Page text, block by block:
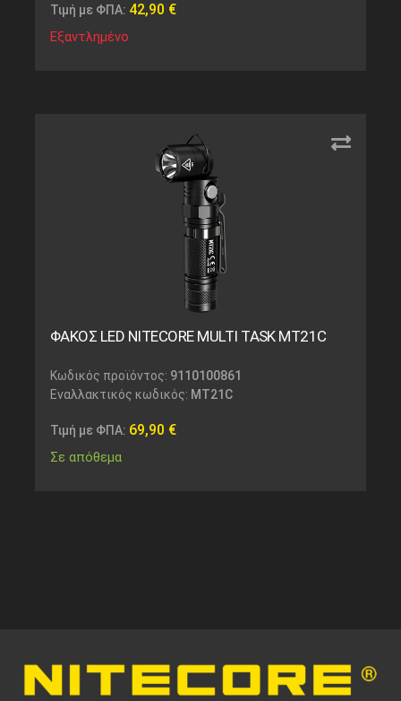
Τιμή με ΦΠΑ: 42,90 €
Εξαντλημένο
ΦΑΚΟΣ LED NITECORE MULTI TASK MT21C
Κωδικός προϊόντος: 9110100861
Εναλλακτικός κωδικός: MT21C
Τιμή με ΦΠΑ: 69,90 €
Σε απόθεμα